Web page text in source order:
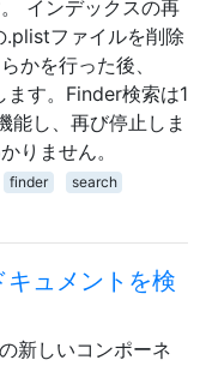
インデックスの再
ファイルを削除
かを行った後、
す。Finder検索は1
能し、再び停止しま
りません。
finder
search
ュメントを検
新しいコンポーネ